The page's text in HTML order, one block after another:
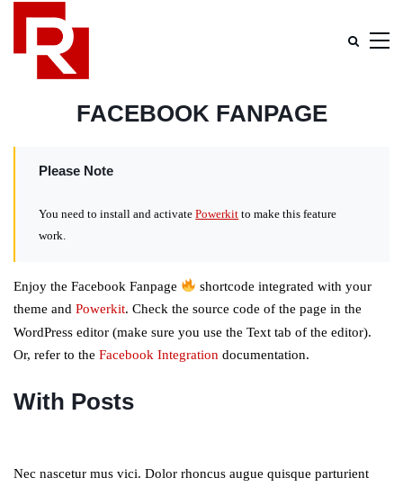
FACEBOOK FANPAGE
Please Note
You need to install and activatePowerkit to make this feature
work.
Enjoy the Facebook Fanpage
shortcode integrated with your
theme and Powerkit. Check the source code of the page in the
WordPress editor (make sure you use the Text tab of the editor).
Or, refer to the Facebook Integration documentation.
With Posts
Nec nascetur mus vici. Dolor rhoncus augue quisque parturient